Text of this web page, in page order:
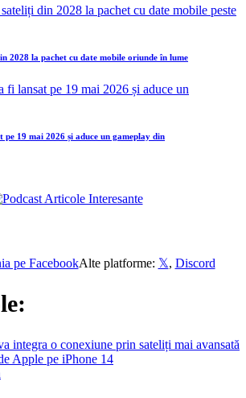
2028 la pachet cu date mobile oriunde în lume
19 mai 2026 și aduce un gameplay din
Alte platforme: 𝕏, Discord